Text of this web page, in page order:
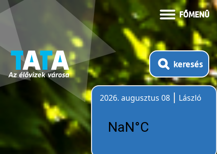
FŐMENÜ
keresés
2026. augusztus 08
László